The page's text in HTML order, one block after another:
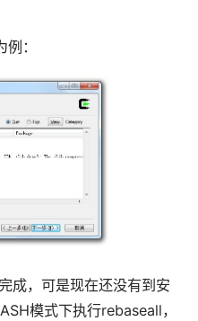
：
成，可是现在还没有到安
模式下执行rebaseall，